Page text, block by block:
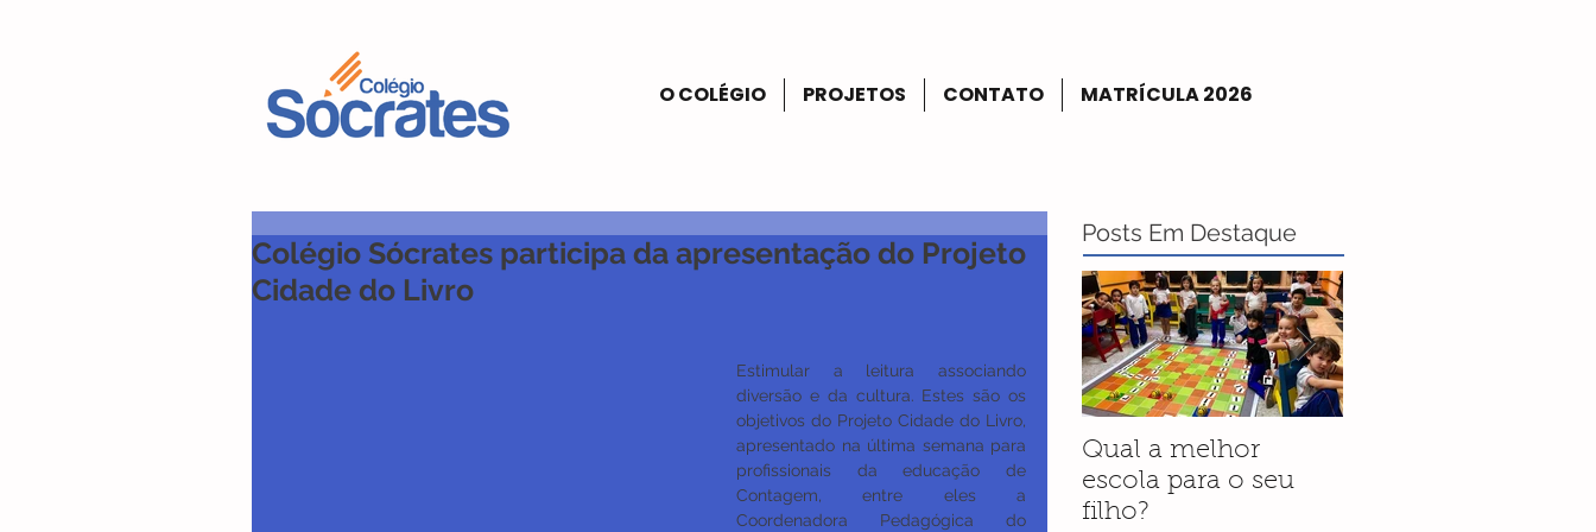
O COLÉGIO PROJETOS CONTATO MATRÍCULA 2026
Colégio Sócrates participa da apresentação do Projeto
Cidade do Livro
Estimular a leitura associando
diversão e da cultura. Estes são os
objetivos do Projeto Cidade do Livro,
apresentado na última semana para
profissionais da educação de
Contagem, entre eles a
Coordenadora Pedagógica do
Posts Em Destaque
Qual a melhor
escola para o seu
filho?